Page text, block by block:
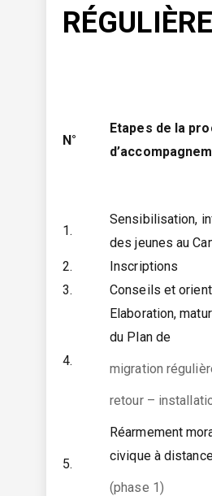
N°
Etapes de la
1.
Sensibilisation,
des jeunes au
2. Inscriptions
3.
Conseils et
4.
Elaboration,
du Plan de
migration
retour –
5.
Réarmement
civique à
(phase 1)